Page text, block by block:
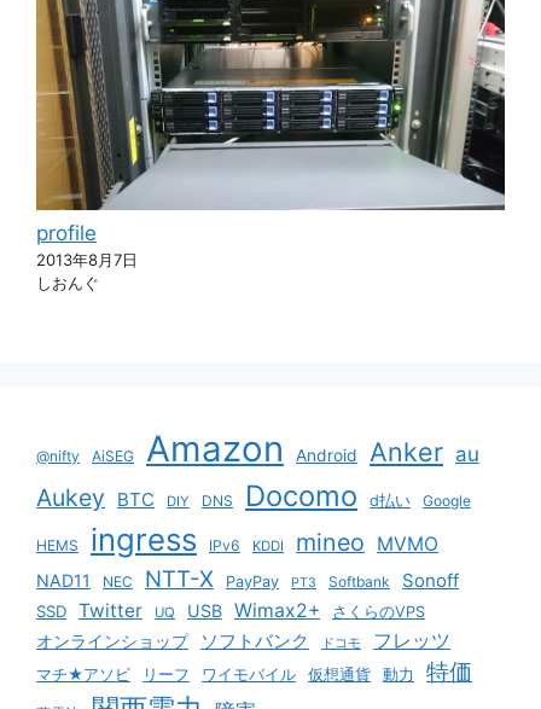
profile
2013年8月7日
しおんぐ
@nifty AiSEG Amazon Android Anker au
Aukey BTC DIY DNS Docomo d払い Google
HEMS ingress IPv6 KDDI mineo MVMO
NAD11 NEC NTT-X PayPay PT3 Softbank Sonoff
SSD Twitter UQ USB Wimax2+ さくらのVPS
オンラインショップ ソフトバンク ドコモ フレッツ
マチ★アソビ リーフ ワイモバイル 仮想通貨 動力 特価